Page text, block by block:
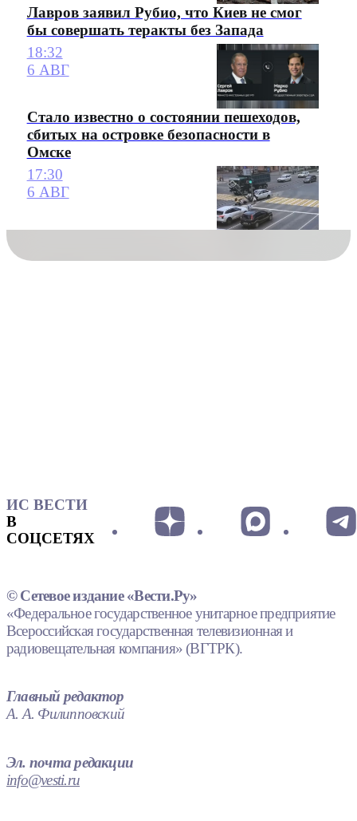
Лавров заявил Рубио, что Киев не смог
бы совершать теракты без Запада
18:32
6 АВГ
Стало известно о состоянии пешеходов,
сбитых на островке безопасности в
Омске
17:30
6 АВГ
ИС ВЕСТИ
В
СОЦСЕТЯХ
© Сетевое издание «Вести.Ру»
«Федеральное государственное унитарное предприятие
Всероссийская государственная телевизионная и
радиовещательная компания» (ВГТРК).
Главный редактор
А. А. Филипповский
Эл. почта редакции
info@vesti.ru